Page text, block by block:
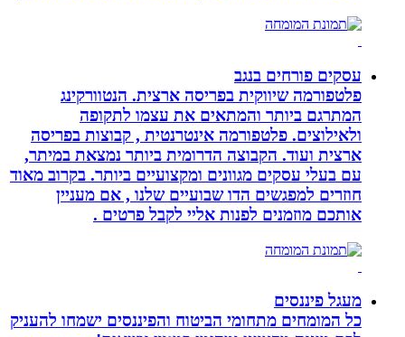
עסקים פורחים בנגב
פלטפורמה שיווקית בפריסה ארצית. הנטוורקינג
המתרגם ביותר והמתאים את עצמו לתקופה
ולאילוצים. פלטפורמה אינטרנטית , קבוצות בפריסה
ארצית ועוד. הקבוצה הדרומית ביותר נמצאת במיתר,
עם בעלי עסקים מגוונים ומקצועיים ביותר. בקרוב מאוד
חוזרים למפגשים הדו שבועיים שלנו , אם מעניין
אותכם מוזמנים לפנות אליי לקבל פרטים .
מעגל פיננסים
כל המומחים מתחומי הביטוח והפיננסים ישמחו להעניק